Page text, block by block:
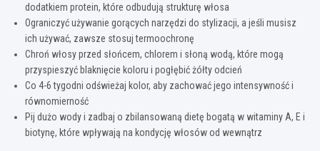
dodatkiem protein, które odbudują strukturę włosa
Ograniczyć używanie gorących narzędzi do stylizacji, a jeśli musisz
ich używać, zawsze stosuj termoochronę
Chroń włosy przed słońcem, chlorem i słoną wodą, które mogą
przyspieszyć blaknięcie koloru i pogłębić żółty odcień
Co 4-6 tygodni odświeżaj kolor, aby zachować jego intensywność i
równomierność
Pij dużo wody i zadbaj o zbilansowaną dietę bogatą w witaminy A, E i
biotynę, które wpływają na kondycję włosów od wewnątrz